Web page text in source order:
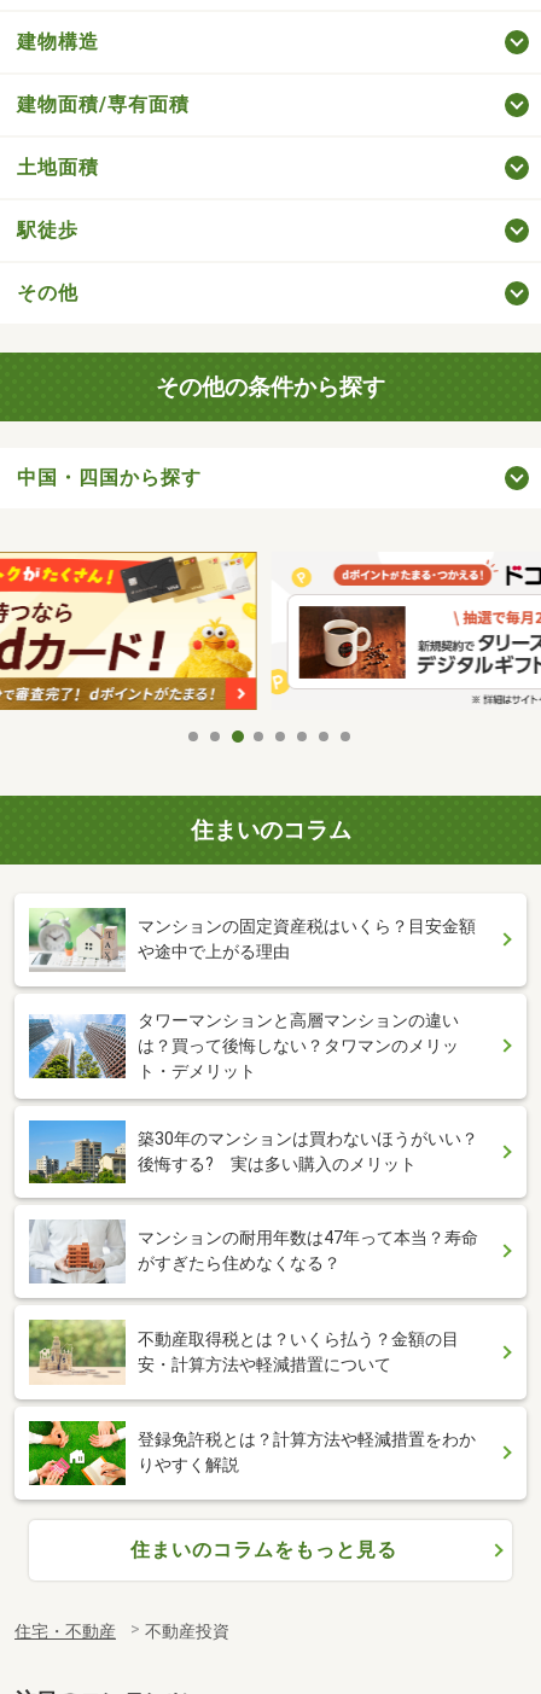
建物構造
建物面積/専有面積
土地面積
駅徒歩
その他
その他の条件から探す
中国・四国から探す
住まいのコラム
マンションの固定資産税はいくら？目安金額
や途中で上がる理由
タワーマンションと高層マンションの違い
は？買って後悔しない？タワマンのメリッ
ト・デメリット
築30年のマンションは買わないほうがいい？
後悔する? 実は多い購入のメリット
マンションの耐用年数は47年って本当？寿命
がすぎたら住めなくなる？
不動産取得税とは？いくら払う？金額の目
安・計算方法や軽減措置について
登録免許税とは？計算方法や軽減措置をわか
りやすく解説
住まいのコラムをもっと見る
住宅・不動産 不動産投資